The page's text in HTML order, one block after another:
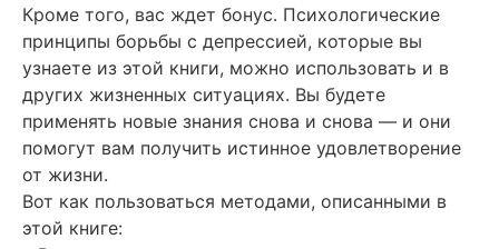
Кроме того, вас ждет бонус. Психологические
принципы борьбы с депрессией, которые вы
узнаете из этой книги, можно использовать и в
других жизненных ситуациях. Вы будете
применять новые знания снова и снова — и они
помогут вам получить истинное удовлетворение
от жизни.
Вот как пользоваться методами, описанными в
этой книге: